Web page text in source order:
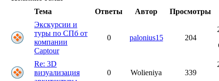
Тема
Ответы Автор
Просмотры
Экскурсии и
туры по СПб от
компании
Captour
0 palonius15 204
Re: 3D
визуализация
0 Wolieniya 339